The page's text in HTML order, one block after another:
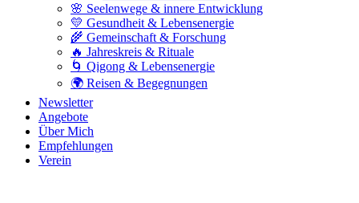
🌸 Seelenwege & innere Entwicklung
💛 Gesundheit & Lebensenergie
🌾 Gemeinschaft & Forschung
🔥 Jahreskreis & Rituale
🌀 Qigong & Lebensenergie
🌍 Reisen & Begegnungen
Newsletter
Angebote
Über Mich
Empfehlungen
Verein